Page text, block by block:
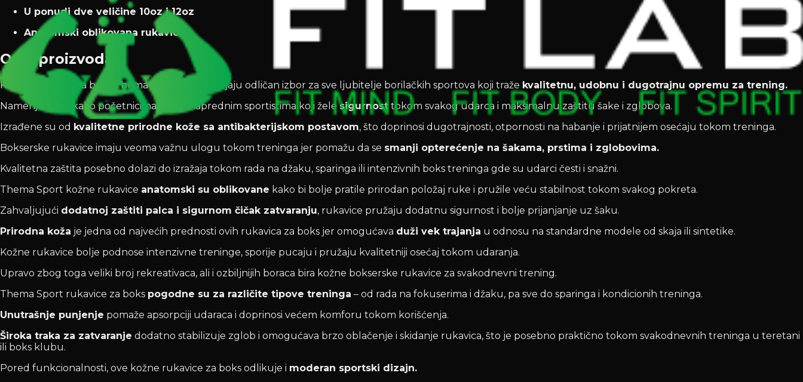
U ponudi dve veličine 10oz i 12oz
Anatomski oblikovana rukavica
Opis proizvoda
Kožne rukavice za boks Thema Sport predstavljaju odličan izbor za sve ljubitelje borilačkih sportova koji traže kvalitetnu, udobnu i dugotrajnu opremu za trening.
Namenjene su kako početnicima, tako i naprednim sportistima koji želesigurnost tokom svakog udarca i maksimalnu zaštitu šake i zglobova.
Izrađene su od kvalitetne prirodne kože sa antibakterijskom postavom, što doprinosi dugotrajnosti, otpornosti na habanje i prijatnijem osećaju tokom treninga.
Bokserske rukavice imaju veoma važnu ulogu tokom treninga jer pomažu da se smanji opterećenje na šakama, prstima i zglobovima.
Kvalitetna zaštita posebno dolazi do izražaja tokom rada na džaku, sparinga ili intenzivnih boks treninga gde su udarci česti i snažni.
Thema Sport kožne rukavice anatomski su oblikovane kako bi bolje pratile prirodan položaj ruke i pružile veću stabilnost tokom svakog pokreta.
Zahvaljujući dodatnoj zaštiti palca i sigurnom čičak zatvaranju, rukavice pružaju dodatnu sigurnost i bolje prijanjanje uz šaku.
Prirodna koža je jedna od najvećih prednosti ovih rukavica za boks jer omogućava duži vek trajanja u odnosu na standardne modele od skaja ili sintetike.
Kožne rukavice bolje podnose intenzivne treninge, sporije pucaju i pružaju kvalitetniji osećaj tokom udaranja.
Upravo zbog toga veliki broj rekreativaca, ali i ozbiljnijih boraca bira kožne bokserske rukavice za svakodnevni trening.
Thema Sport rukavice za boks pogodne su za različite tipove treninga – od rada na fokuserima i džaku, pa sve do sparinga i kondicionih treninga.
Unutrašnje punjenje pomaže apsorpciji udaraca i doprinosi većem komforu tokom korišćenja.
Široka traka za zatvaranje dodatno stabilizuje zglob i omogućava brzo oblačenje i skidanje rukavica, što je posebno praktično tokom svakodnevnih treninga u teretani
ili boks klubu.
Pored funkcionalnosti, ove kožne rukavice za boks odlikuje i moderan sportski dizajn.